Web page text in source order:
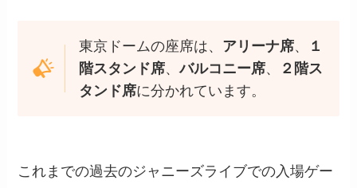
東京ドームの座席は、 アリーナ席、
１
階スタンド席、バルコニー席、
２階ス
タンド席に分かれています。
これまでの過去のジャニーズライブでの入場ゲー